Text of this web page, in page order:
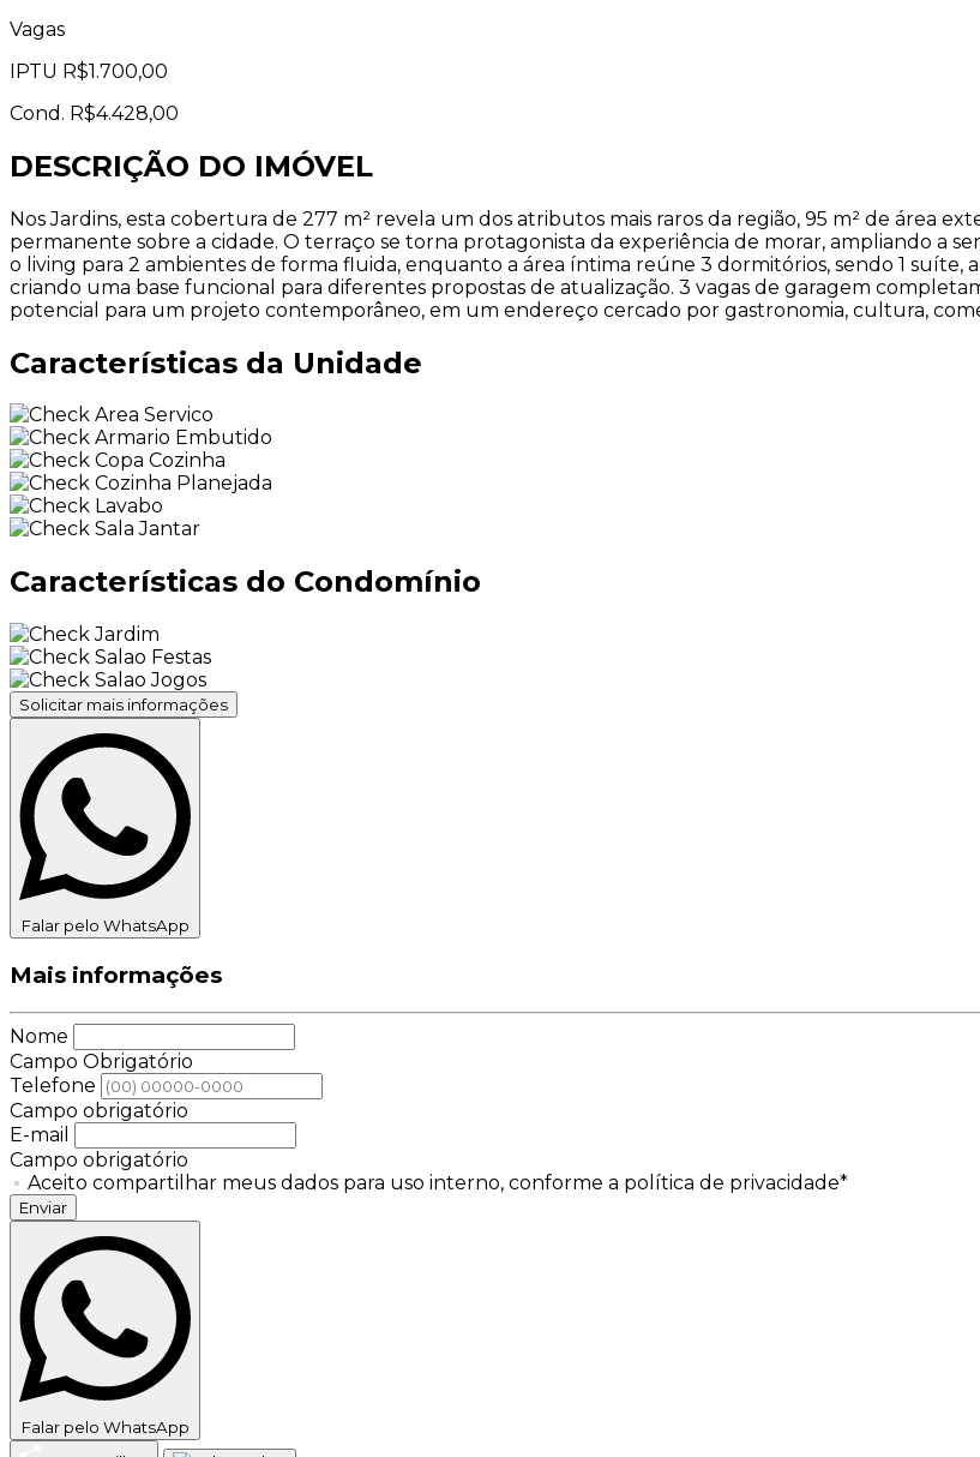
Vagas
IPTU R$1.700,00
Cond. R$4.428,00
DESCRIÇÃO DO IMÓVEL
Nos Jardins, esta cobertura de 277 m² revela um dos atributos mais raros da região, 95 m² de área
permanente sobre a cidade. O terraço se torna protagonista da experiência de morar, ampliando a
o living para 2 ambientes de forma fluida, enquanto a área íntima reúne 3 dormitórios, sendo 1 suíte,
criando uma base funcional para diferentes propostas de atualização. 3 vagas de garagem
potencial para um projeto contemporâneo, em um endereço cercado por gastronomia, cultura,
Características da Unidade
Area Servico
Armario Embutido
Copa Cozinha
Cozinha Planejada
Lavabo
Sala Jantar
Características do Condomínio
Jardim
Salao Festas
Salao Jogos
Solicitar mais informações
Falar pelo WhatsApp
Mais informações
Nome
Campo Obrigatório
Telefone
Campo obrigatório
E-mail
Campo obrigatório
Aceito compartilhar meus dados para uso interno, conforme a política de privacidade*
Enviar
Falar pelo WhatsApp